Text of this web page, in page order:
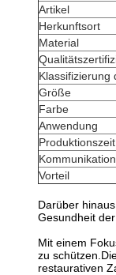
Artikel
Herkunftsort
Material
Klassifizierung
Größe
Farbe
Anwendung
Produktionszeit
Kommunikation
Vorteil
Darüber
Gesundheit
Mit einem
zu
restaurativen